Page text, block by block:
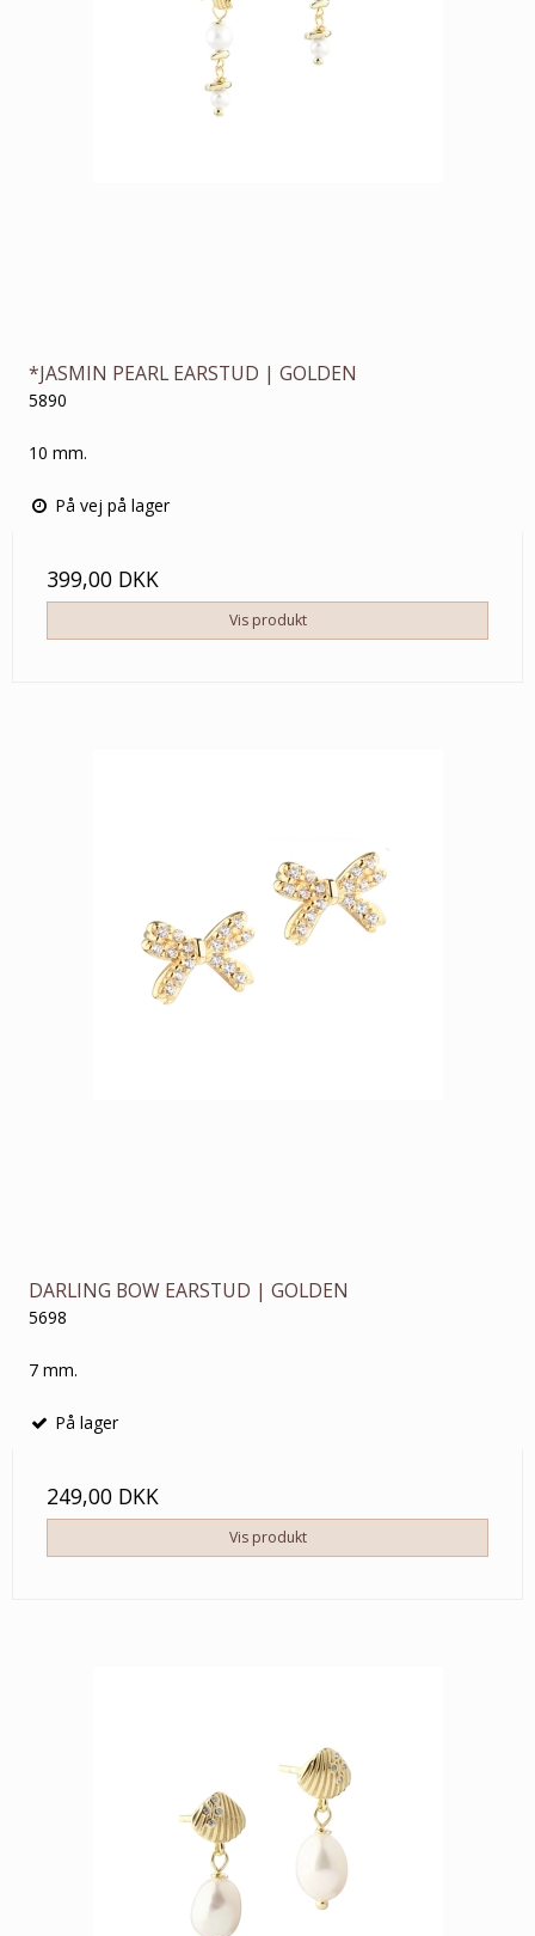
*JASMIN PEARL EARSTUD | GOLDEN
5890
10 mm.
På vej på lager
399,00 DKK
Vis produkt
DARLING BOW EARSTUD | GOLDEN
5698
7 mm.
På lager
249,00 DKK
Vis produkt